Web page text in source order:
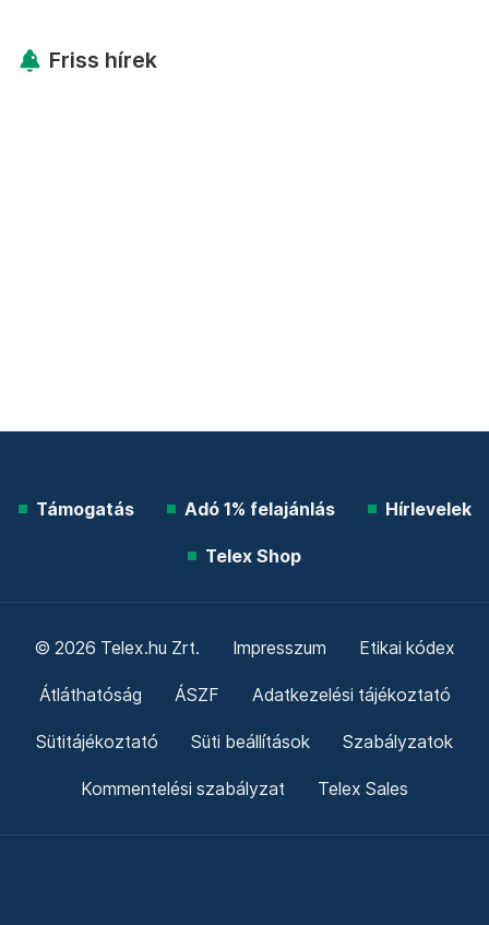
Friss hírek
Támogatás Adó 1% felajánlás Hírlevelek
Telex Shop
© 2026 Telex.hu Zrt. Impresszum Etikai kódex
Átláthatóság ÁSZF Adatkezelési tájékoztató
Sütitájékoztató Süti beállítások Szabályzatok
Kommentelési szabályzat Telex Sales